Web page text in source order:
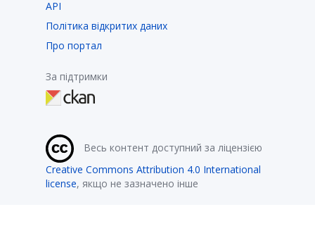
API
Політика відкритих даних
Про портал
За підтримки
Весь контент доступний за ліцензією
Creative Commons Attribution 4.0 International
license, якщо не зазначено інше